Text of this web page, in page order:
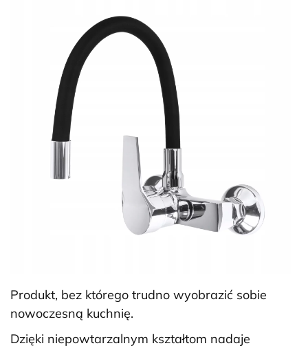
Produkt, bez którego trudno wyobrazić sobie
nowoczesną kuchnię.
Dzięki niepowtarzalnym kształtom nadaje